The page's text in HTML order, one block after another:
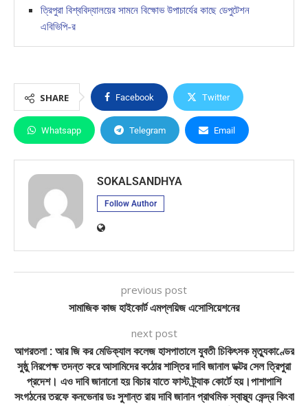
ত্রিপুরা বিশ্ববিদ্যালয়ের সামনে বিক্ষোভ উপাচার্যের কাছে ডেপুটেশন
এবিভিপি-র
SHARE Facebook Twitter
Whatsapp Telegram Email
SOKALSANDHYA
Follow Author
previous post
সামাজিক কাজ হাইকোর্ট এমপ্লয়িজ এসোসিয়েশনের
next post
আগরতলা : আর জি কর মেডিক্যাল কলেজ হাসপাতালে যুবতী চিকিৎসক মৃত্যুকাণ্ডের
সুষ্ঠু নিরপেক্ষ তদন্ত করে আসামিদের কঠোর শাস্তির দাবি জানাল ডক্টর সেল ত্রিপুরা
প্রদেশ। এও দাবি জানানো হয় বিচার যাতে ফাস্ট ট্র্যাক কোর্টে হয়।পাশাপাশি
সংগঠনের তরফে কনভেনার ডঃ সুশান্ত রায় দাবি জানান প্রাথমিক স্বাস্থ্য কেন্দ্র কিংবা